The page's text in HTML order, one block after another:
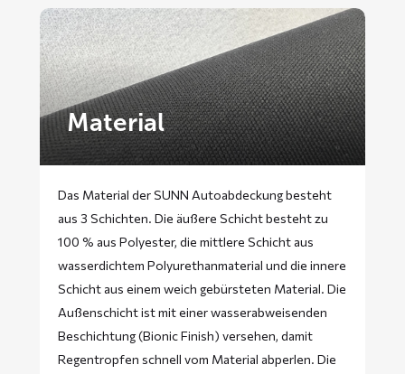
Material
Das Material der SUNN Autoabdeckung besteht
aus 3 Schichten. Die äußere Schicht besteht zu
100 % aus Polyester, die mittlere Schicht aus
wasserdichtem Polyurethanmaterial und die innere
Schicht aus einem weich gebürsteten Material. Die
Außenschicht ist mit einer wasserabweisenden
Beschichtung (Bionic Finish) versehen, damit
Regentropfen schnell vom Material abperlen. Die